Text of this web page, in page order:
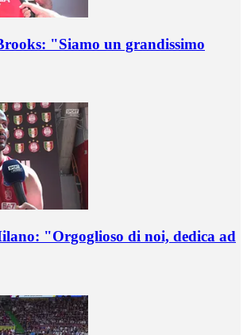
"Siamo un grandissimo
"Orgoglioso di noi, dedica ad